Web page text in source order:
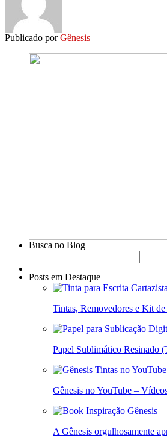
Publicado porGênesis
Busca no Blog
Posts em Destaque
Tintas, Removedores e Kit
Papel Sublimático Resinado
Gênesis no YouTube –
A Gênesis orgulhosamente